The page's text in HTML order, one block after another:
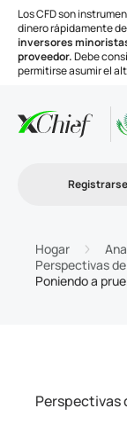
Los CFD son
dinero rápidamente
inversores
proveedor.Debe
permitirse asumir el
Herramientas
Registrarse
Hogar
Perspectivas
Poniendo a
Perspectivas